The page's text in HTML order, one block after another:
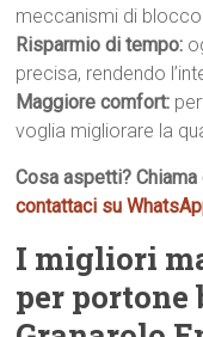
meccanismi di
Risparmio di tempo:
precisa, rendendo
Maggiore comfort:
voglia migliorare la
Cosa aspetti?
contattaci su
I migliori
per portone